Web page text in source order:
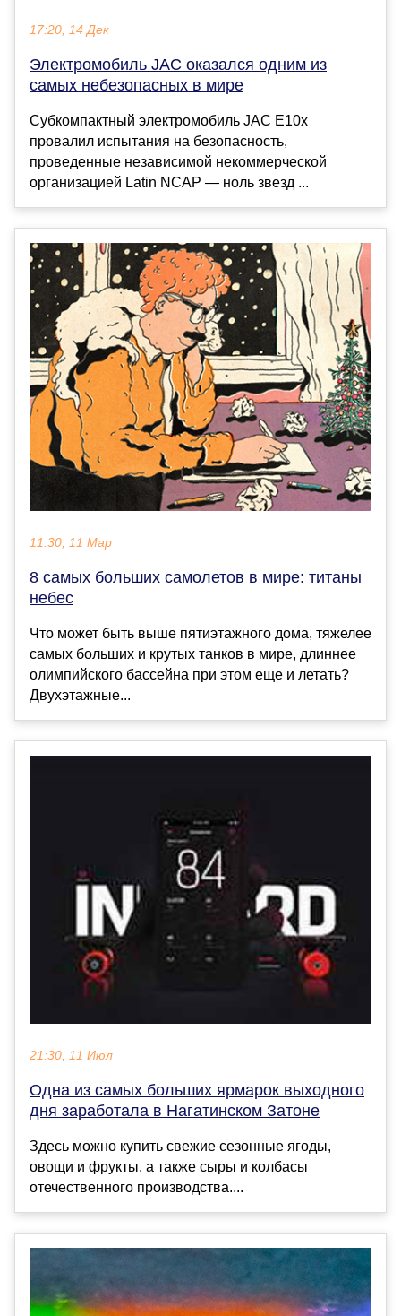
17:20, 14 Дек
Электромобиль JAC оказался одним из
самых небезопасных в мире
Субкомпактный электромобиль JAC E10x
провалил испытания на безопасность,
проведенные независимой некоммерческой
организацией Latin NCAP — ноль звезд ...
11:30, 11 Мар
8 самых больших самолетов в мире: титаны
небес
Что может быть выше пятиэтажного дома, тяжелее
самых больших и крутых танков в мире, длиннее
олимпийского бассейна при этом еще и летать?
Двухэтажные...
21:30, 11 Июл
Одна из самых больших ярмарок выходного
дня заработала в Нагатинском Затоне
Здесь можно купить свежие сезонные ягоды,
овощи и фрукты, а также сыры и колбасы
отечественного производства....